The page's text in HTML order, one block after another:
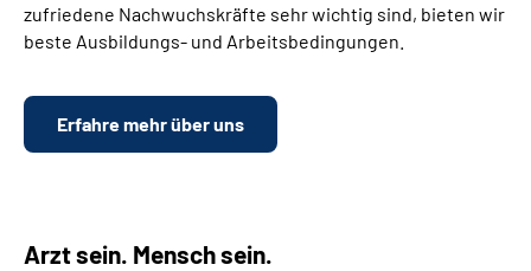
zufriedene Nachwuchskräfte sehr wichtig sind, bieten wir
beste Ausbildungs- und Arbeitsbedingungen.
Erfahre mehr über uns
Arzt sein. Mensch sein.